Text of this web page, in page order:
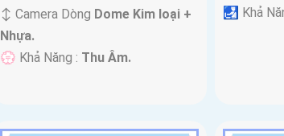
↕️ Camera Dòng Dome Kim loại +
Nhựa.
️💮 Khả Năng : Thu Âm.
️🛃 Khả